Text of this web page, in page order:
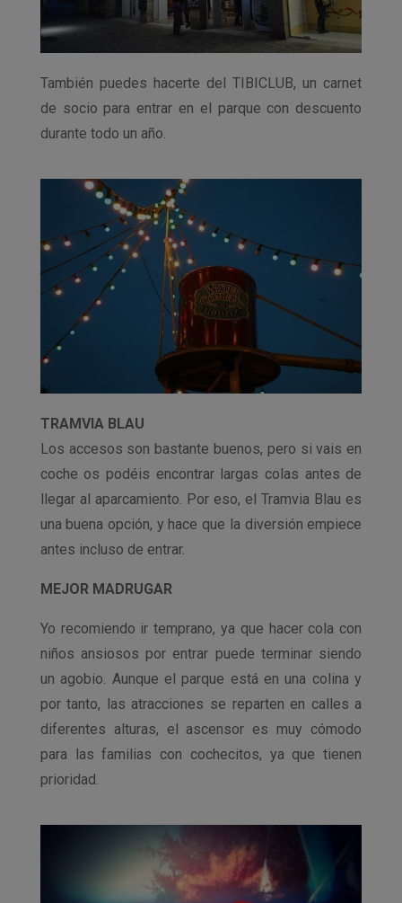
También puedes hacerte del TIBICLUB, un carnet
de socio para entrar en el parque con descuento
durante todo un año.
TRAMVIA BLAU
Los accesos son bastante buenos, pero si vais en
coche os podéis encontrar largas colas antes de
llegar al aparcamiento. Por eso, el Tramvia Blau es
una buena opción, y hace que la diversión empiece
antes incluso de entrar.
MEJOR MADRUGAR
Yo recomiendo ir temprano, ya que hacer cola con
niños ansiosos por entrar puede terminar siendo
un agobio. Aunque el parque está en una colina y
por tanto, las atracciones se reparten en calles a
diferentes alturas, el ascensor es muy cómodo
para las familias con cochecitos, ya que tienen
prioridad.